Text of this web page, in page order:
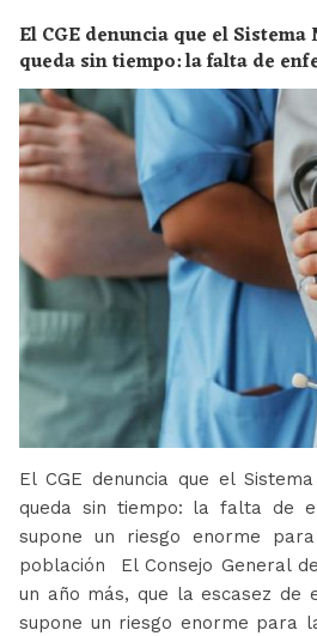
El CGE denuncia que el
queda sin tiempo: la falta de
supone un riesgo enorme para
población
El CGE denuncia que el
queda sin tiempo: la falta de
supone un riesgo enorme
población El Consejo General
un año más, que la escasez de
supone un riesgo enorme para